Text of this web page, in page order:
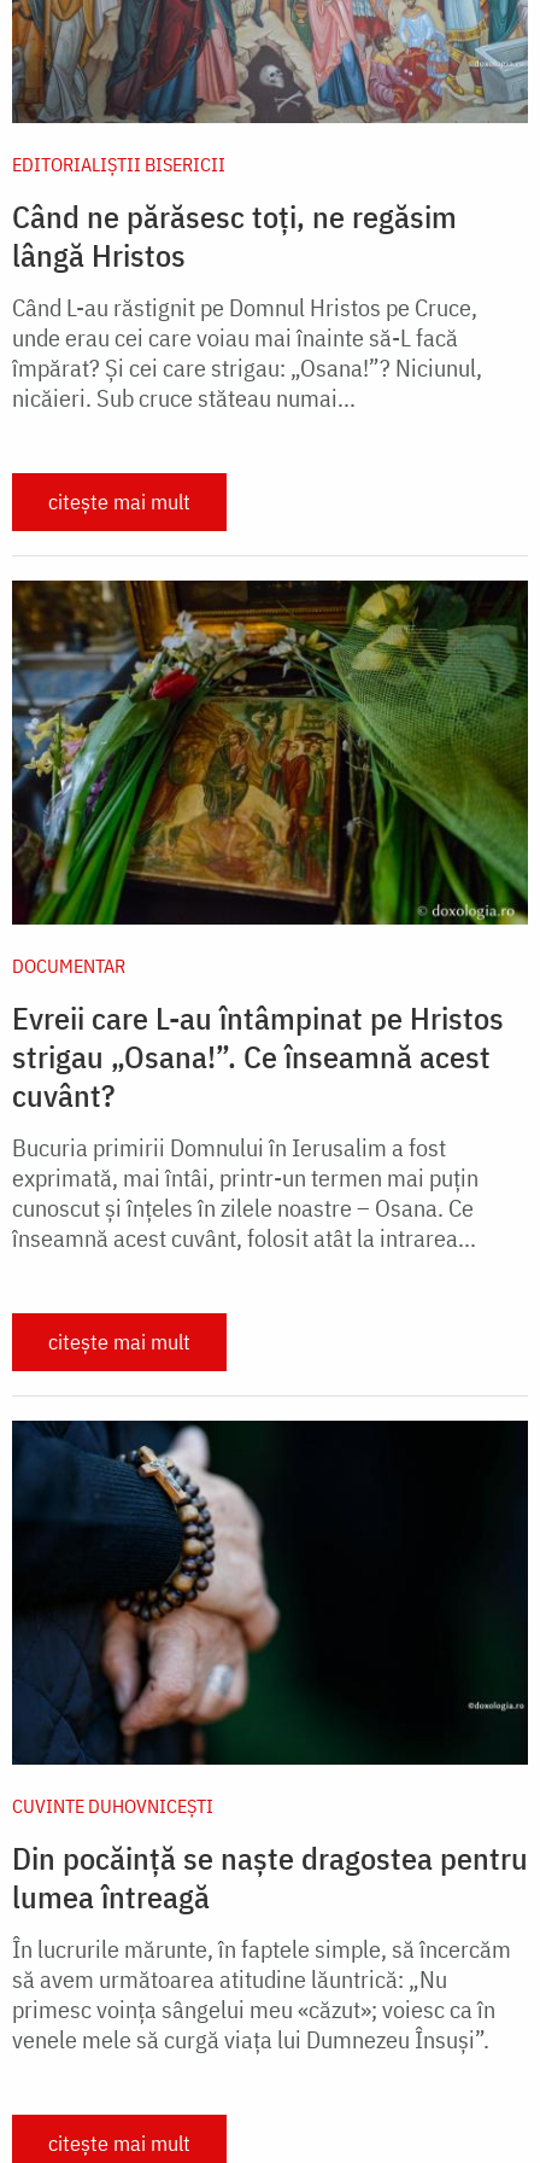
EDITORIALIȘTII BISERICII
Când ne părăsesc toți, ne regăsim
lângă Hristos
Când L-au răstignit pe Domnul Hristos pe Cruce,
unde erau cei care voiau mai înainte să-L facă
împărat? Și cei care strigau: „Osana!”? Niciunul,
nicăieri. Sub cruce stăteau numai...
citește mai mult
DOCUMENTAR
Evreii care L-au întâmpinat pe Hristos
strigau „Osana!”. Ce înseamnă acest
cuvânt?
Bucuria primirii Domnului în Ierusalim a fost
exprimată, mai întâi, printr-un termen mai puțin
cunoscut și înțeles în zilele noastre – Osana. Ce
înseamnă acest cuvânt, folosit atât la intrarea...
citește mai mult
CUVINTE DUHOVNICEȘTI
Din pocăință se naște dragostea pentru
lumea întreagă
În lucrurile mărunte, în faptele simple, să încercăm
să avem următoarea atitudine lăuntrică: „Nu
primesc voința sângelui meu «căzut»; voiesc ca în
venele mele să curgă viața lui Dumnezeu Însuși”.
citește mai mult